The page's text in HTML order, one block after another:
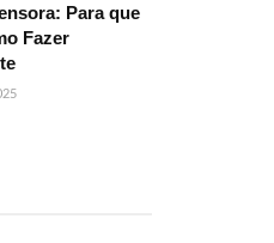
Para que
Fazer